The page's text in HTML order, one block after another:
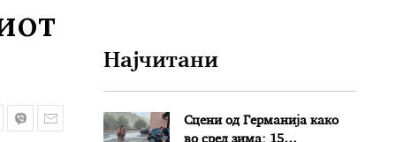
Најчитани
Сцени од Германија како
во сред зима: 15